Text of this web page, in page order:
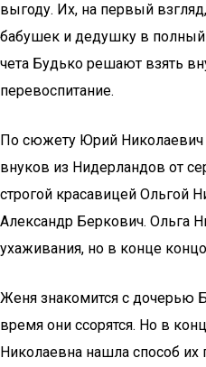
выгоду. Их, на первый
бабушек и дедушку в полный
чета Будько решают взять
перевоспитание.
По сюжету Юрий Николаевич
внуков из Нидерландов от
строгой красавицей Ольгой
Александр Беркович. Ольга
ухаживания, но в конце
Женя знакомится с дочерью
время они ссорятся. Но в
Николаевна нашла способ их